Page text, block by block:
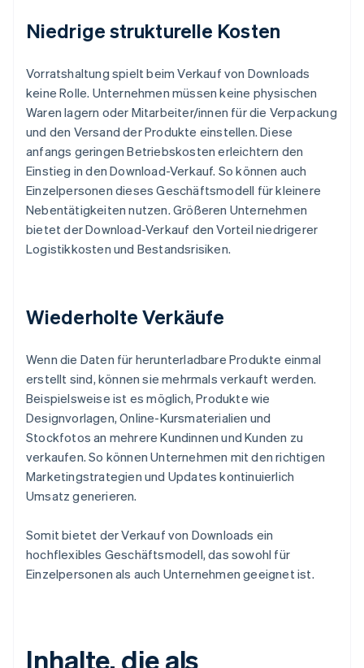
Niedrige strukturelle Kosten
Vorratshaltung spielt beim Verkauf von Downloads
keine Rolle. Unternehmen müssen keine physischen
Waren lagern oder Mitarbeiter/innen für die Verpackung
und den Versand der Produkte einstellen. Diese
anfangs geringen Betriebskosten erleichtern den
Einstieg in den Download-Verkauf. So können auch
Einzelpersonen dieses Geschäftsmodell für kleinere
Nebentätigkeiten nutzen. Größeren Unternehmen
bietet der Download-Verkauf den Vorteil niedrigerer
Logistikkosten und Bestandsrisiken.
Wiederholte Verkäufe
Wenn die Daten für herunterladbare Produkte einmal
erstellt sind, können sie mehrmals verkauft werden.
Beispielsweise ist es möglich, Produkte wie
Designvorlagen, Online-Kursmaterialien und
Stockfotos an mehrere Kundinnen und Kunden zu
verkaufen. So können Unternehmen mit den richtigen
Marketingstrategien und Updates kontinuierlich
Umsatz generieren.
Somit bietet der Verkauf von Downloads ein
hochflexibles Geschäftsmodell, das sowohl für
Einzelpersonen als auch Unternehmen geeignet ist.
Inhalte, die als